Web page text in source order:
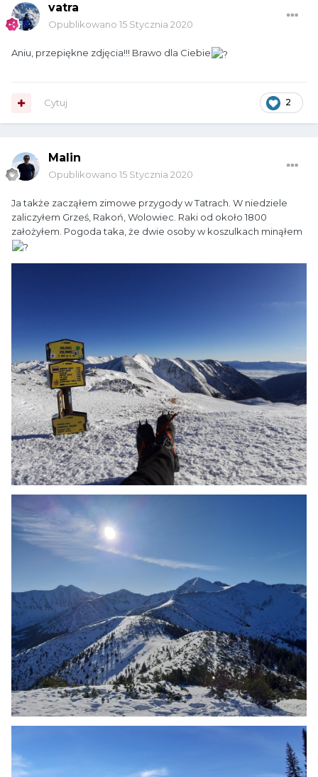
vatra
Opublikowano 15 Stycznia 2020
Aniu, przepiękne zdjęcia!!! Brawo dla Ciebie
2
Cytuj
Malin
Opublikowano 15 Stycznia 2020
Ja także zacząłem zimowe przygody w Tatrach. W niedziele
zaliczyłem Grześ, Rakoń, Wolowiec. Raki od około 1800
założyłem. Pogoda taka, że dwie osoby w koszulkach minąłem